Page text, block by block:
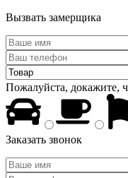
Вызвать замерщика
Пожалуйста, докажите,
Заказать звонок